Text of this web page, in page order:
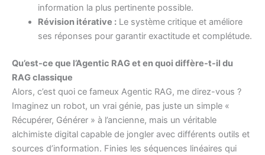
information la plus pertinente possible.
Révision itérative :Le système critique et améliore
ses réponses pour garantir exactitude et complétude.
Qu’est-ce que l’Agentic RAG et en quoi diffère-t-il du
RAG classique
Alors, c’est quoi ce fameux Agentic RAG, me direz-vous ?
Imaginez un robot, un vrai génie, pas juste un simple «
Récupérer, Générer » à l’ancienne, mais un véritable
alchimiste digital capable de jongler avec différents outils et
sources d’information. Finies les séquences linéaires qui